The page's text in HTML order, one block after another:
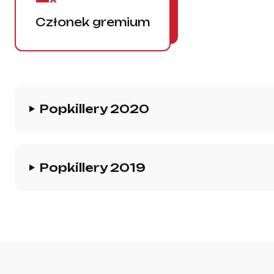
Członek gremium
Popkillery 2020
Popkillery 2019